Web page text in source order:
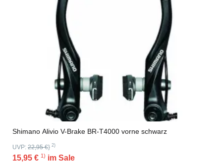
Shimano Alivio V-Brake BR-T4000 vorne schwarz
UVP: 22,95 €} 2)
15,95 € 1) im Sale